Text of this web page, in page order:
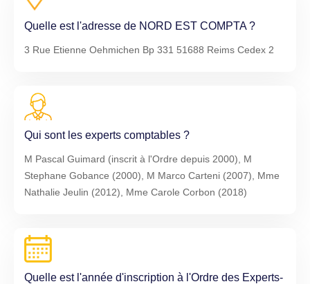
Quelle est l'adresse de NORD EST COMPTA ?
3 Rue Etienne Oehmichen Bp 331 51688 Reims Cedex 2
Qui sont les experts comptables ?
M Pascal Guimard (inscrit à l'Ordre depuis 2000), M
Stephane Gobance (2000), M Marco Carteni (2007), Mme
Nathalie Jeulin (2012), Mme Carole Corbon (2018)
Quelle est l'année d'inscription à l'Ordre des Experts-